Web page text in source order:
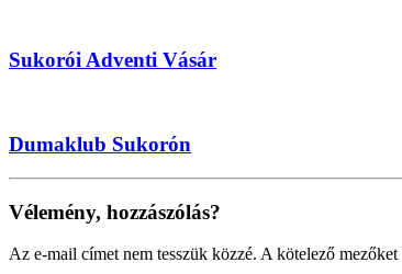
Sukorói Adventi Vásár
Dumaklub Sukorón
Vélemény, hozzászólás?
Az e-mail címet nem tesszük közzé. A kötelező mezőket